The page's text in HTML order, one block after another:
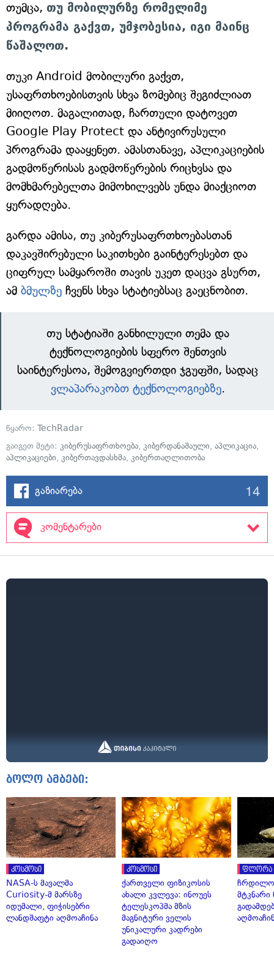
თუმცა, თუ მობილურზე რომელიმე
პროგრამა გაქვთ, უმჯობესია, იგი მაინც
წაშალოთ.
თუკი Android მობილური გაქვთ,
უსაფრთხოებისთვის სხვა ზომებიც შეგიძლიათ
მიიღოთ. მაგალითად, ჩართული დატოვეთ
Google Play Protect და ანტივირუსული
პროგრამა დააყენეთ. ამასთანავე, აპლიკაციების
გადმოწერისას გადმოწერების რიცხვსა და
მომხმარებელთა მიმოხილვებს უნდა მიაქციოთ
ყურადღება.
გარდა ამისა, თუ კიბერუსაფრთხოებასთან
დაკავშირებული საკითხები გაინტერესებთ და
ციფრულ სამყაროში თავის უკეთ დაცვა გსურთ,
ამ ბმულზე ჩვენს სხვა სტატიებსაც გაეცნობით.
თუ სტატიაში განხილული თემა და
ტექნოლოგიების სფერო შენთვის
საინტერესოა, შემოგვიერთდი ჯგუფში, სადაც
ვლაპარაკობთ ტექნოლოგიებზე.
წყარო: TechRadar
გაიგეთ მეტი: კიბერუსაფრთხოება, კიბერდანაშაული, აპლიკაცია,
აპლიკაციები, კიბერთავდასხმა, კიბერთაღლითობა
გაზიარება 14
კომენტარები
ბოლო ამბები:
კოსმოსი
NASA-ს მავალმა
Curiosity-მ მარსზე
იდუმალი, ფიჭისებრი
ლანდშაფტი აღმოაჩინა
კოსმოსი
ქართველი ფიზიკოსის
ახალი კვლევა: ინოუეს
ტელესკოპმა მზის
მაგნიტური ველის
უნიკალური კადრები
გადაიღო
ფლორა
მტკნარი